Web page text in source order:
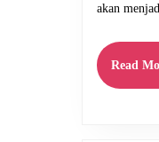
akan
Read